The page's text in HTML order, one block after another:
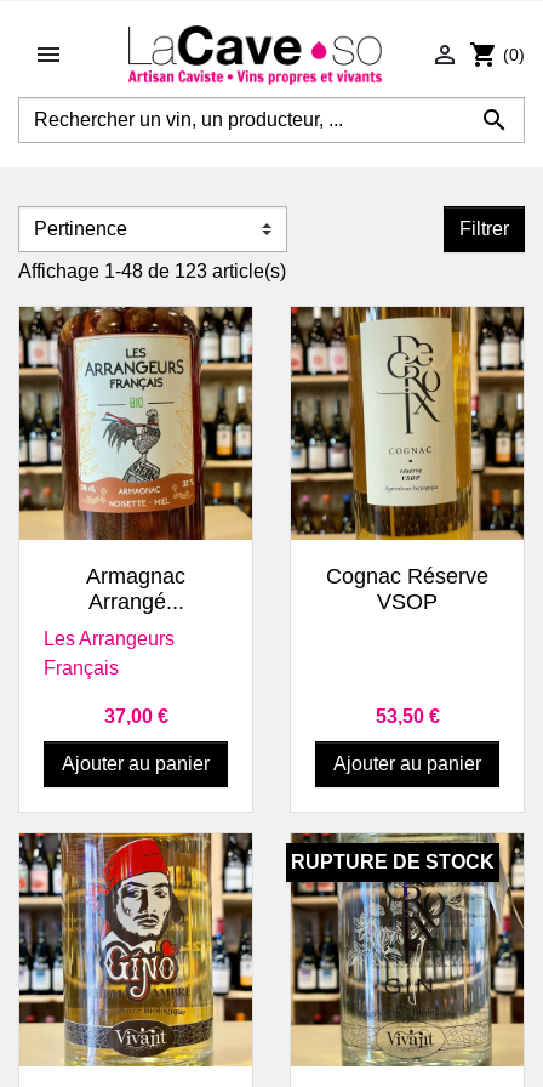


 shopping_cart (0)
Filtrer
Affichage 1-48 de 123 article(s)
Armagnac
Arrangé...
Les Arrangeurs
Français
Prix
37,00 €
Ajouter au panier
Cognac Réserve
VSOP
Prix
53,50 €
Ajouter au panier
RUPTURE DE STOCK